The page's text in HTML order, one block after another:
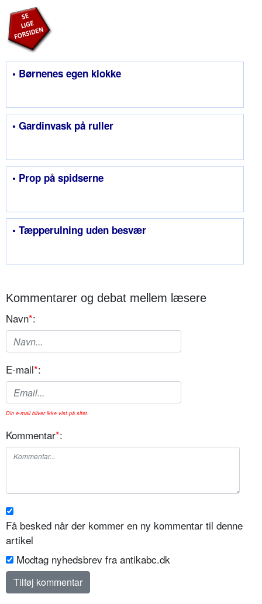
• Børnenes egen klokke
• Gardinvask på ruller
• Prop på spidserne
• Tæpperulning uden besvær
Kommentarer og debat mellem læsere
Navn*:
E-mail*:
Din e-mail bliver ikke vist på sitet.
Kommentar*:
Få besked når der kommer en ny kommentar til denne
artikel
Modtag nyhedsbrev fra antikabc.dk